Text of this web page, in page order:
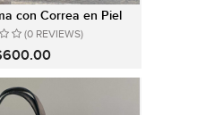
con Correa en Piel
(0 REVIEWS)